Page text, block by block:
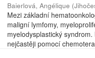
Baierlová, Angélique (
Mezi základní
maligní lymfomy,
myelodysplastický
nejčastěji pomocí